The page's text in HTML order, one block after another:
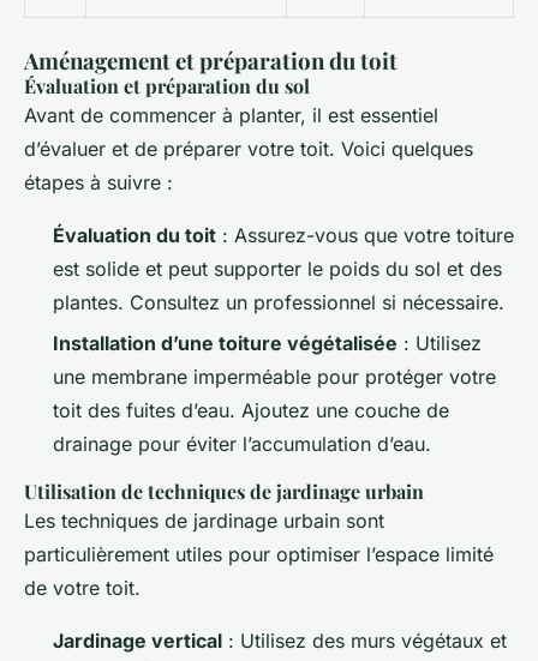
Aménagement et préparation du toit
Évaluation et préparation du sol
Avant de commencer à planter, il est essentiel
d’évaluer et de préparer votre toit. Voici quelques
étapes à suivre :
Évaluation du toit : Assurez-vous que votre toiture
est solide et peut supporter le poids du sol et des
plantes. Consultez un professionnel si nécessaire.
Installation d’une toiture végétalisée : Utilisez
une membrane imperméable pour protéger votre
toit des fuites d’eau. Ajoutez une couche de
drainage pour éviter l’accumulation d’eau.
Utilisation de techniques de jardinage urbain
Les techniques de jardinage urbain sont
particulièrement utiles pour optimiser l’espace limité
de votre toit.
Jardinage vertical : Utilisez des murs végétaux et